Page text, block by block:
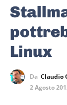
Linux
Da Claudio
2 Agosto